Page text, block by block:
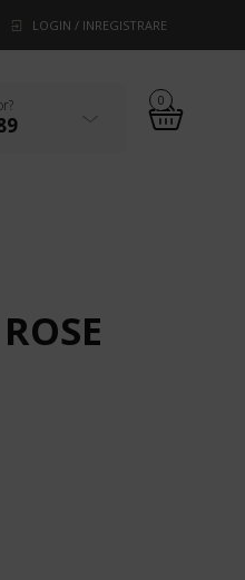
LOGIN / INREGISTRARE
0